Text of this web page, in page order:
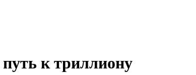
к триллиону